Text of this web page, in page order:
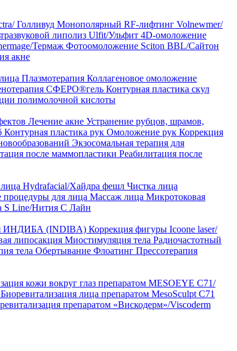
Голливуд Монополярный RF-лифтинг Volnewmer/
липолиз Ulfit/Ульфит 4D-омоложение
Термаж Фотоомоложение Sciton BBL/Сайтон
акне
Плазмотерапия Коллагеновое омоложение
СФЕРО®гель Контурная пластика скул
полимолочной кислоты
Лечение акне Устранение рубцов, шрамов,
Контурная пластика рук Омоложение рук Коррекция
Экзосомальная терапия для
после маммопластики Реабилитация после
Hydrafacial/Хайдра фешл Чистка лица
процедуры для лица Массаж лица Микротоковая
S Line/Нития С Лайн
ИНДИБА (INDIBA) Коррекция фигуры Icoone laser/
липосакция Миостимуляция тела Радиочастотный
тела Обертывание Флоатинг Прессотерапия
кожи вокруг глаз препаратом MESOEYE C71/
Биоревитализация лица препаратом MesoSculpt C71
препаратом «Вискодерм»/Viscoderm